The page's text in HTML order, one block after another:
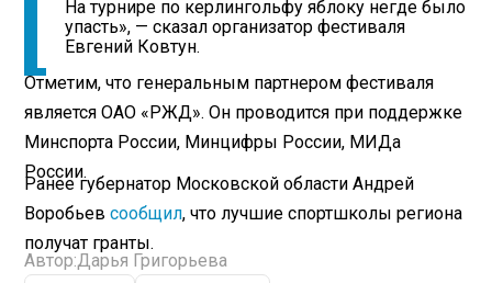
На турнире по керлингольфу яблоку негде было
упасть», — сказал организатор фестиваля
Евгений Ковтун.
Отметим, что генеральным партнером фестиваля
является ОАО «РЖД». Он проводится при поддержке
Минспорта России, Минцифры России, МИДа
России.
Ранее губернатор Московской области Андрей
Воробьевсообщил, что лучшие спортшколы региона
получат гранты.
Автор:Дарья Григорьева